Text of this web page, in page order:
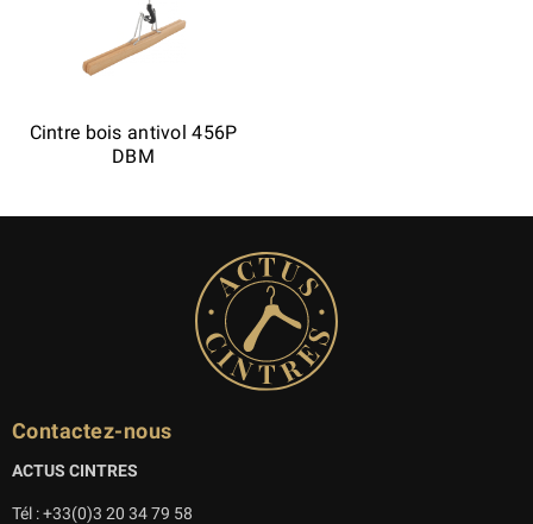
Cintre bois antivol 456P
DBM
Contactez-nous
ACTUS CINTRES
Tél : +33(0)3 20 34 79 58